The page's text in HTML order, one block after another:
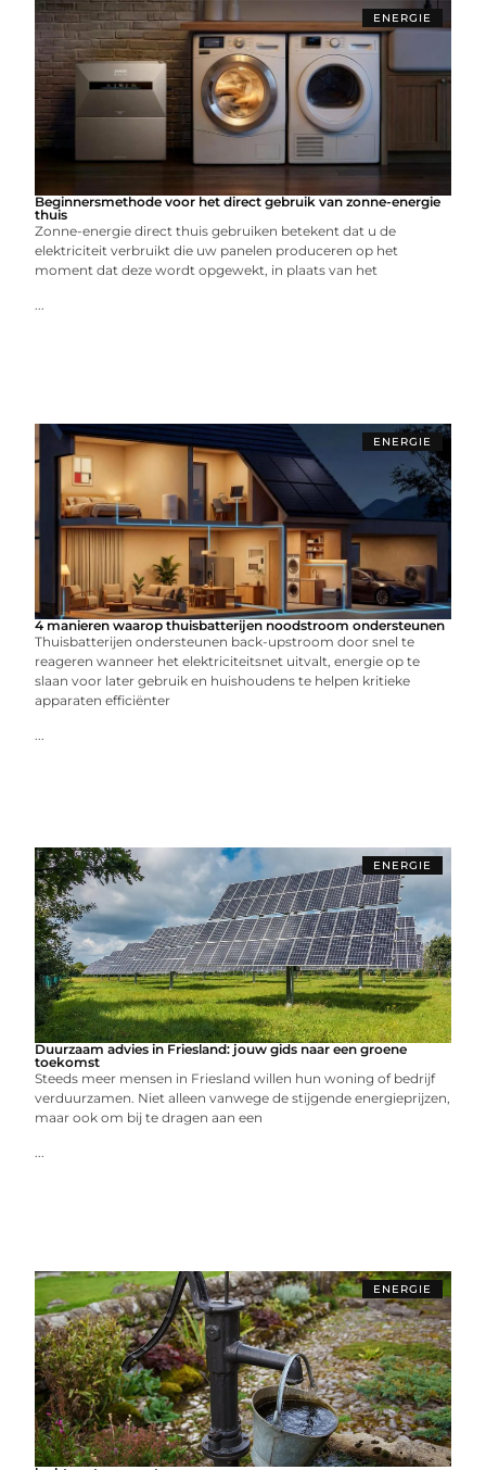
ENERGIE
Beginnersmethode voor het direct gebruik van zonne-energie
thuis
Zonne-energie direct thuis gebruiken betekent dat u de
elektriciteit verbruikt die uw panelen produceren op het
moment dat deze wordt opgewekt, in plaats van het
...
ENERGIE
4 manieren waarop thuisbatterijen noodstroom ondersteunen
Thuisbatterijen ondersteunen back-upstroom door snel te
reageren wanneer het elektriciteitsnet uitvalt, energie op te
slaan voor later gebruik en huishoudens te helpen kritieke
apparaten efficiënter
...
ENERGIE
Duurzaam advies in Friesland: jouw gids naar een groene
toekomst
Steeds meer mensen in Friesland willen hun woning of bedrijf
verduurzamen. Niet alleen vanwege de stijgende energieprijzen,
maar ook om bij te dragen aan een
...
ENERGIE